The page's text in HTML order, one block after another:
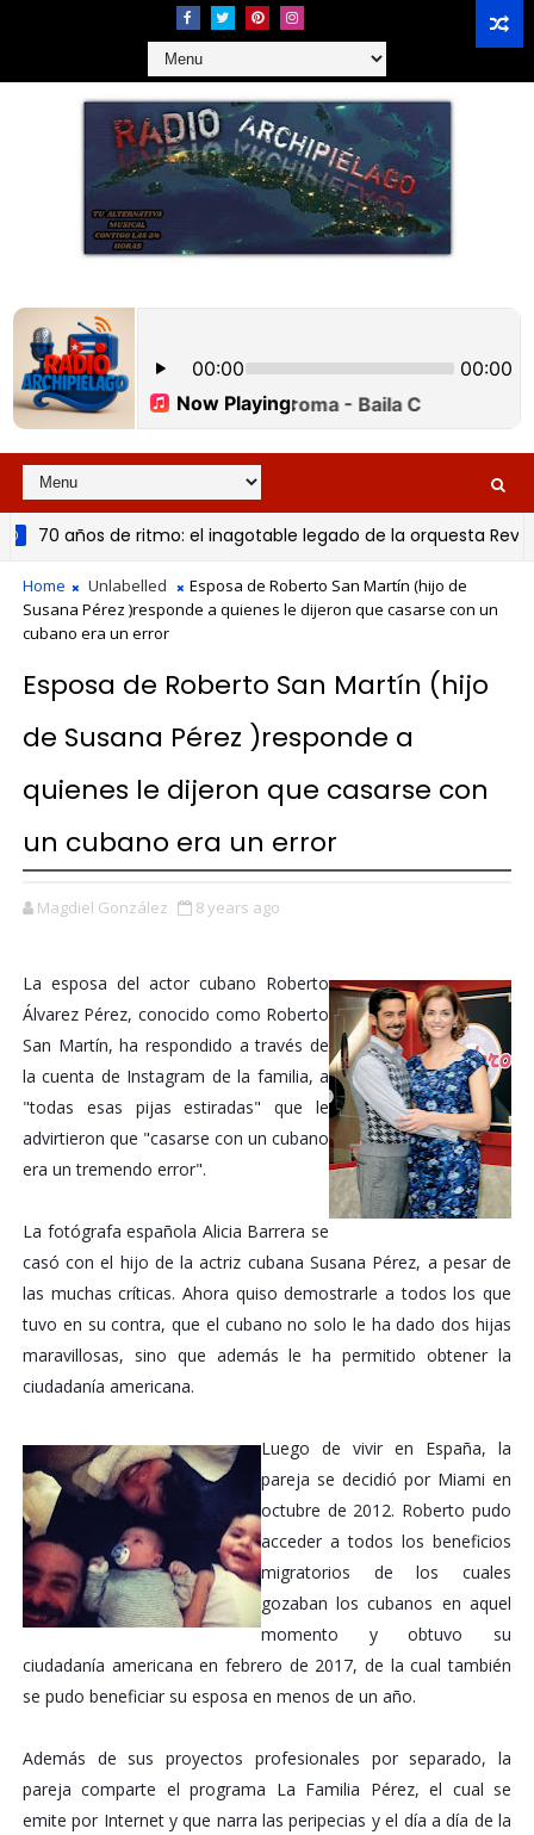
70 años de ritmo: el inagotable legado de la orquesta Revé.
Home Unlabelled
Esposa de Roberto San Martín (hijo de
Susana Pérez )responde a quienes le dijeron que casarse con un
cubano era un error
Esposa de Roberto San Martín (hijo
de Susana Pérez )responde a
quienes le dijeron que casarse con
un cubano era un error
Magdiel González 8 years ago
La esposa del actor cubano Roberto
Álvarez Pérez, conocido como Roberto
San Martín, ha respondido a través de
la cuenta de Instagram de la familia, a
"todas esas pijas estiradas" que le
advirtieron que "casarse con un cubano
era un tremendo error".
La fotógrafa española Alicia Barrera se
casó con el hijo de la actriz cubana Susana Pérez, a pesar de
las muchas críticas. Ahora quiso demostrarle a todos los que
tuvo en su contra, que el cubano no solo le ha dado dos hijas
maravillosas, sino que además le ha permitido obtener la
ciudadanía americana.
Luego de vivir en España, la
pareja se decidió por Miami en
octubre de 2012. Roberto pudo
acceder a todos los beneficios
migratorios de los cuales
gozaban los cubanos en aquel
momento y obtuvo su
ciudadanía americana en febrero de 2017, de la cual también
se pudo beneficiar su esposa en menos de un año.
Además de sus proyectos profesionales por separado, la
pareja comparte el programa La Familia Pérez, el cual se
emite por Internet y que narra las peripecias y el día a día de la